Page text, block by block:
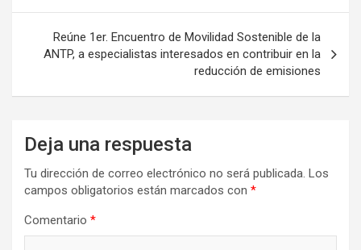
Reúne 1er. Encuentro de Movilidad Sostenible de la
ANTP, a especialistas interesados en contribuir en la
reducción de emisiones
Deja una respuesta
Tu dirección de correo electrónico no será publicada. Los
campos obligatorios están marcados con *
Comentario *